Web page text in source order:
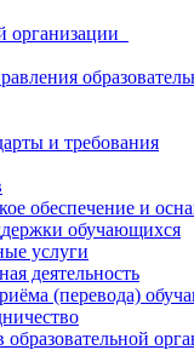
организации
и требования
обеспечение и
обучающихся
услуги
деятельность
(перевода)